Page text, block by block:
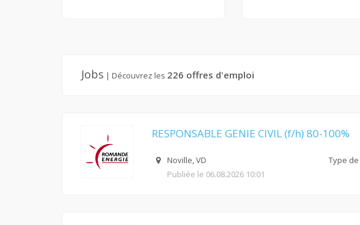
Jobs | Découvrez les 226 offres d'emploi
RESPONSABLE GENIE CIVIL (f/h) 80-100%
Noville, VD
Publiée le 06.08.2026 10:01
Type de